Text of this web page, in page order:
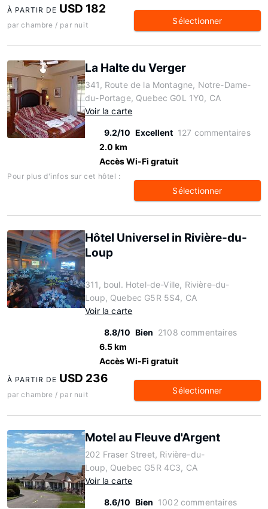
À PARTIR DE USD 182
par chambre / par nuit Sélectionner
La Halte du Verger
341, Route de la Montagne, Notre-Dame-
du-Portage, Quebec G0L 1Y0, CA
Voir la carte
9.2/10 Excellent 127 commentaires
2.0 km
Accès Wi-Fi gratuit
Pour plus d'infos sur cet hôtel :
Sélectionner
Hôtel Universel in Rivière-du-
Loup
311, boul. Hotel-de-Ville, Rivière-du-
Loup, Quebec G5R 5S4, CA
Voir la carte
8.8/10 Bien 2108 commentaires
6.5 km
Accès Wi-Fi gratuit
À PARTIR DE USD 236
par chambre / par nuit Sélectionner
Motel au Fleuve d'Argent
202 Fraser Street, Rivière-du-
Loup, Quebec G5R 4C3, CA
Voir la carte
8.6/10 Bien 1002 commentaires